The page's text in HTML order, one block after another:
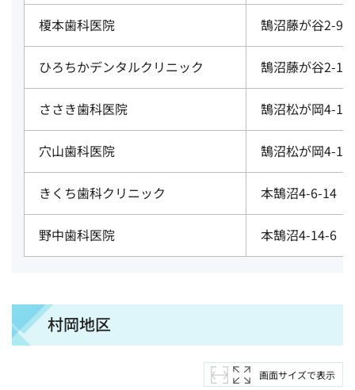
榎本歯科医院 鵠沼藤が谷2-9-
ひろちかデンタルクリニック 鵠沼藤が谷2-
ささき歯科医院 鵠沼松が岡4-1-
穴山歯科医院 鵠沼松が岡4-
きくち歯科クリニック 本鵠沼4-6-14
野中歯科医院 本鵠沼4-14-6
村岡地区
画面サイズで表示